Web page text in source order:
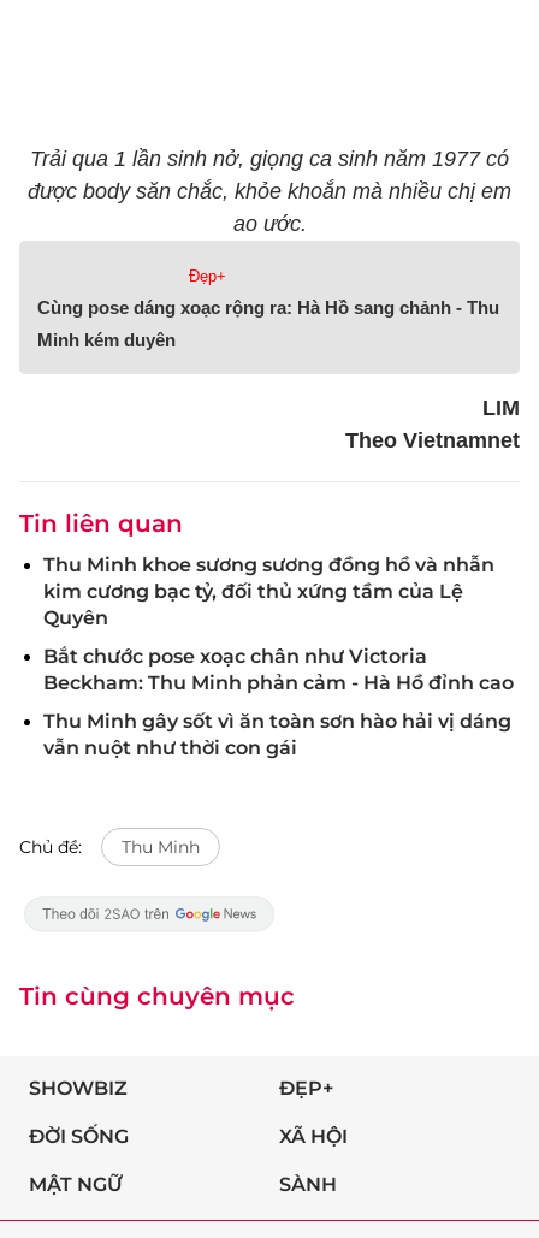
Trải qua 1 lần sinh nở, giọng ca sinh năm 1977 có
được body săn chắc, khỏe khoắn mà nhiều chị em
ao ước.
Đẹp+
Cùng pose dáng xoạc rộng ra: Hà Hồ sang chảnh - Thu
Minh kém duyên
LIM
Theo Vietnamnet
Tin liên quan
Thu Minh khoe sương sương đồng hồ và nhẫn
kim cương bạc tỷ, đối thủ xứng tầm của Lệ
Quyên
Bắt chước pose xoạc chân như Victoria
Beckham: Thu Minh phản cảm - Hà Hồ đỉnh cao
Thu Minh gây sốt vì ăn toàn sơn hào hải vị dáng
vẫn nuột như thời con gái
Chủ đề: Thu Minh
Tin cùng chuyên mục
SHOWBIZ ĐẸP+
ĐỜI SỐNG XÃ HỘI
MẬT NGỮ SÀNH